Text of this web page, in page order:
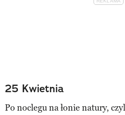
25 Kwietnia
Po noclegu na łonie natury,